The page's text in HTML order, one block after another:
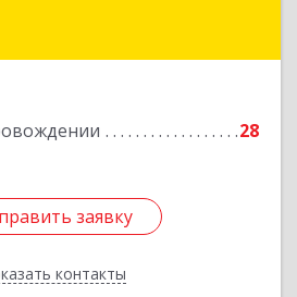
28
заявку
контакты
заявку
Назад